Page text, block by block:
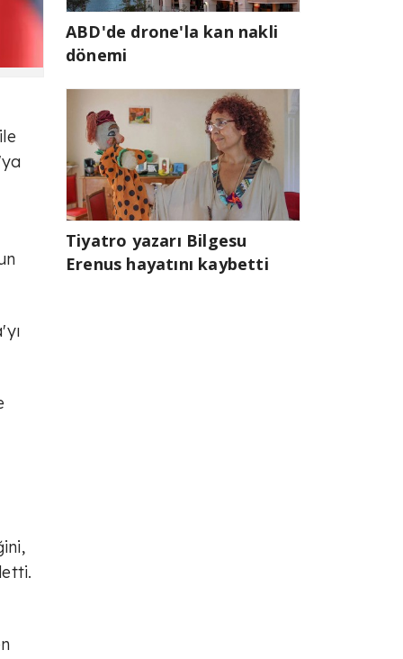
ABD'de drone'la kan nakli
dönemi
Tiyatro yazarı Bilgesu
Erenus hayatını kaybetti